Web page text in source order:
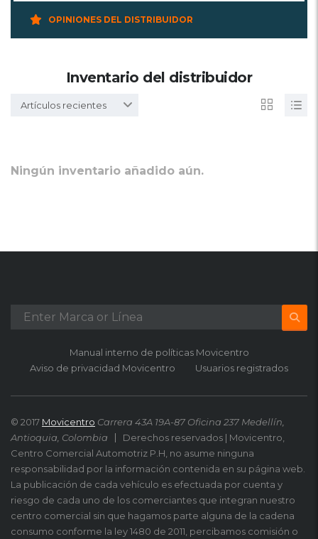
OPINIONES DEL DISTRIBUIDOR
Inventario del distribuidor
Artículos recientes
Ningún inventario añadido aún.
Manual interno de políticas Movicentro
Aviso de privacidad Movicentro
Usuarios registrados
© 2017 Movicentro Carrera 43A 19A-87 Oficina 237 Medellín,
Antioquia, Colombia
Derechos reservados | Movicentro,
Centro Comercial Automotriz P.H, no asume ninguna
responsabilidad por la información contenida en su página web.
La publicación de cada vehículo es efectuada por cuenta y
riesgo de cada uno de los comerciantes que integran nuestro
centro comercial sin que hagamos parte alguna de la cadena
consumo conforme la ley 1480 de 2011, percibamos comisión o